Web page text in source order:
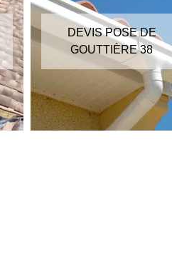
DEVIS POSE DE
GOUTTIÈRE 38